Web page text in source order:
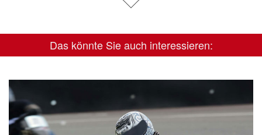
Das könnte Sie auch interessieren: